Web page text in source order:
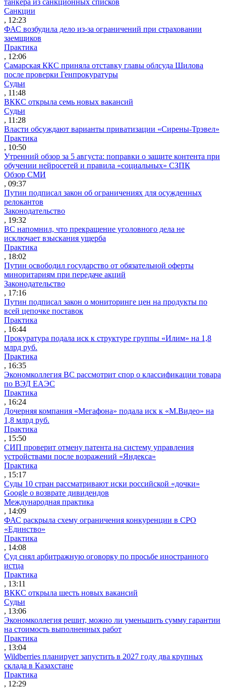
Санкции
, 12:23
ФАС возбудила дело из-за ограничений при страховании
заемщиков
Практика
, 12:06
Самарская ККС приняла отставку главы облсуда Шилова
после проверки Генпрокуратуры
Судьи
, 11:48
ВККС открыла семь новых вакансий
Судьи
, 11:28
Власти обсуждают варианты приватизации «Сирены-Трэвел»
Практика
, 10:50
Утренний обзор за 5 августа: поправки о защите контента при
обучении нейросетей и правила «социальных» СЗПК
Обзор СМИ
, 09:37
Путин подписал закон об ограничениях для осужденных
релокантов
Законодательство
, 19:32
ВС напомнил, что прекращение уголовного дела не
исключает взыскания ущерба
Практика
, 18:02
Путин освободил государство от обязательной оферты
миноритариям при передаче акций
Законодательство
, 17:16
Путин подписал закон о мониторинге цен на продукты по
всей цепочке поставок
Практика
, 16:44
Прокуратура подала иск к структуре группы «Илим» на 1,8
млрд руб.
Практика
, 16:35
Экономколлегия ВС рассмотрит спор о классификации товара
по ВЭД ЕАЭС
Практика
, 16:24
Дочерняя компания «Мегафона» подала иск к «М.Видео» на
1,8 млрд руб.
Практика
, 15:50
СИП проверит отмену патента на систему управления
устройствами после возражений «Яндекса»
Практика
, 15:17
Суды 10 стран рассматривают иски российской «дочки»
Google о возврате дивидендов
Международная практика
, 14:09
ФАС раскрыла схему ограничения конкуренции в СРО
«Единство»
Практика
, 14:08
Суд снял арбитражную оговорку по просьбе иностранного
истца
Практика
, 13:11
ВККС открыла шесть новых вакансий
Судьи
, 13:06
Экономколлегия решит, можно ли уменьшить сумму гарантии
на стоимость выполненных работ
Практика
, 13:04
Wildberries планирует запустить в 2027 году два крупных
склада в Казахстане
Практика
, 12:29